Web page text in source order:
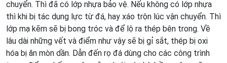
chuyển. Thì đã có lớp nhựa bảo vệ. Nếu không có lớp nhựa
thì khi bị tác dụng lực từ đá, hay xáo trộn lúc vận chuyển. Thì
lớp mạ kẽm sẽ bị bong tróc và để lộ ra thép bên trong. Về
lâu dài những vết và điểm như vậy sẽ bị gỉ sắt, thép bị oxi
hóa bị ăn mòn dần. Dẫn đến rọ đá dùng cho các công trình